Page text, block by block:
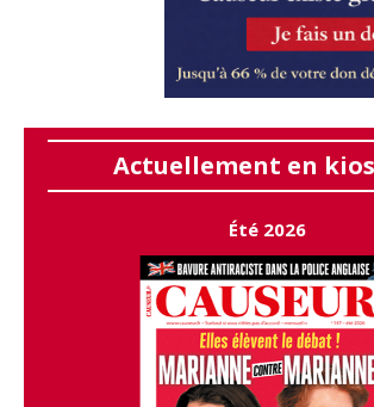
Actuellement en
Été 2026